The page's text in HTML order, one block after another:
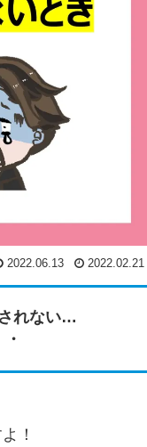
2022.06.13 2022.02.21
れない…
！